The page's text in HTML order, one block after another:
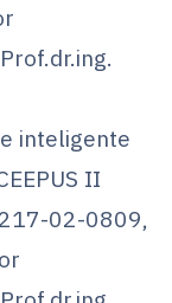
inteligente
II
02-0809,